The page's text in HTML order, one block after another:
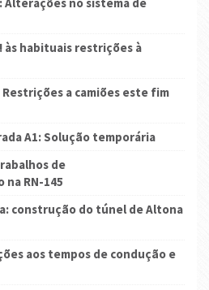
às habituais restrições à
Restrições a camiões este fim
A1: Solução temporária
de
RN-145
construção do túnel de Altona
aos tempos de condução e